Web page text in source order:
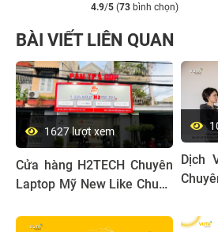
4.9/5 (73 bình chọn)
BÀI VIẾT LIÊN QUAN
1627 lượt xem
Cửa hàng H2TECH Chuyên
Laptop Mỹ New Like Chuẩn
Họa
Dịch